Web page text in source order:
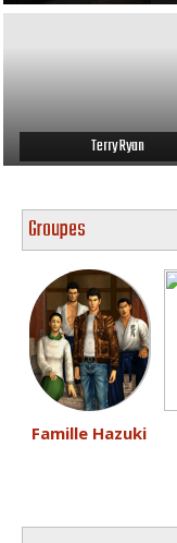
Terry Ryan
Groupes
Famille Hazuki